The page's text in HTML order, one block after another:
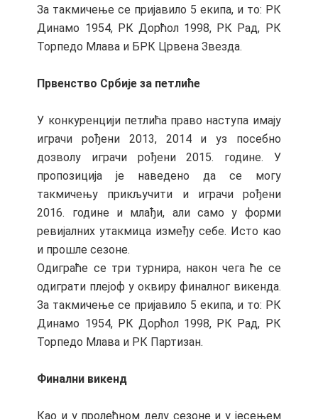
За такмичење се пријавило 5 екипа, и то: РК
Динамо 1954, РК Дорћол 1998, РК Рад, РК
Торпедо Млава и БРК Црвена Звезда.
Првенство Србије за петлиће
У конкуренцији петлића право наступа имају
играчи рођени 2013, 2014 и уз посебно
дозволу играчи рођени 2015. године. У
пропозиција је наведено да се могу
такмичењу прикључити и играчи рођени
2016. године и млађи, али само у форми
ревијалних утакмица између себе. Исто као
и прошле сезоне.
Одиграће се три турнира, након чега ће се
одиграти плејоф у оквиру финалног викенда.
За такмичење се пријавило 5 екипа, и то: РК
Динамо 1954, РК Дорћол 1998, РК Рад, РК
Торпедо Млава и РК Партизан.
Финални викенд
Као и у пролећном делу сезоне и у јесењем